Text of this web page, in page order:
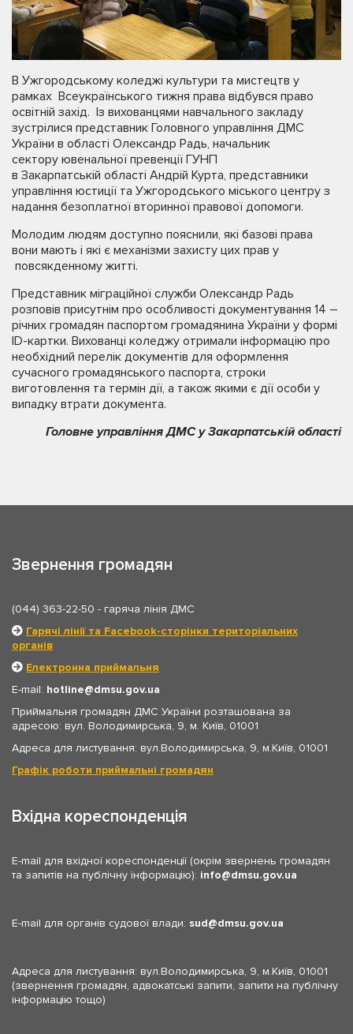
В Ужгородському коледжі культури та мистецтв у
рамках Всеукраїнського тижня права відбувся право
освітній захід. Із вихованцями навчального закладу
зустрілися представник Головного управління ДМС
України в області Олександр Радь, начальник
сектору ювенальної превенції ГУНП
в Закарпатській області Андрій Курта, представники
управління юстиції та Ужгородського міського центру з
надання безоплатної вторинної правової допомоги.
Молодим людям доступно пояснили, які базові права
вони мають і які є механізми захисту цих прав у
повсякденному житті.
Представник міграційної служби Олександр Радь
розповів присутнім про особливості документування 14 –
річних громадян паспортом громадянина України у формі
ID-картки. Вихованці коледжу отримали інформацію про
необхідний перелік документів для оформлення
сучасного громадянського паспорта, строки
виготовлення та термін дії, а також якими є дії особи у
випадку втрати документа.
Головне управління ДМС у Закарпатській області
Звернення громадян
(044) 363-22-50 - гаряча лінія ДМС
Гарячі лінії та Facebook-сторінки територіальних
органів
Електронна приймальня
E-mail: hotline
dmsu.gov.ua
Приймальня громадян ДМС України розташована за
адресою: вул. Володимирська, 9, м. Київ, 01001
Адреса для листування: вул.Володимирська, 9, м.Київ, 01001
Графік роботи приймальні громадян
Вхідна кореспонденція
E-mail для вхідної кореспонденції (окрім звернень громадян
та запитів на публічну інформацію): info dmsu.gov.ua
E-mail для органів судової влади: sud dmsu.gov.ua
Адреса для листування: вул.Володимирська, 9, м.Київ, 01001
(звернення громадян, адвокатські запити, запити на публічну
інформацію тощо)